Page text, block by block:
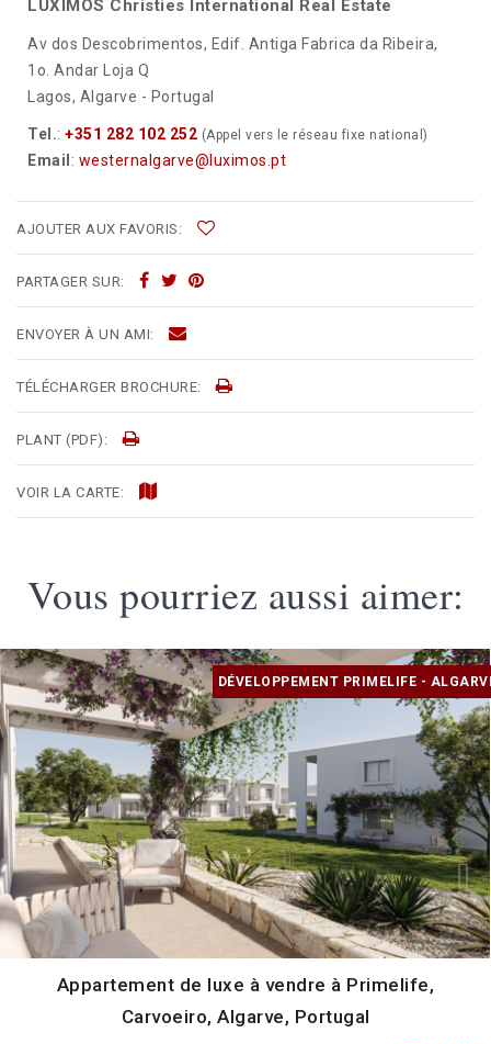
LUXIMOS Christies International Real Estate
Av dos Descobrimentos, Edif. Antiga Fabrica da Ribeira,
1o. Andar Loja Q
Lagos, Algarve - Portugal
Tel.: +351 282 102 252 (Appel vers le réseau fixe national)
Email : westernalgarve@luximos.pt
AJOUTER AUX FAVORIS:
PARTAGER SUR:
ENVOYER À UN AMI:
TÉLÉCHARGER BROCHURE:
PLANT (PDF):
VOIR LA CARTE:
Vous pourriez aussi aimer:
DÉVELOPPEMENT PRIMELIFE -
Appartement de luxe à vendre à Primelife,
Carvoeiro, Algarve, Portugal